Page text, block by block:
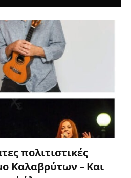
πολιτιστικές
Καλαβρύτων – Και